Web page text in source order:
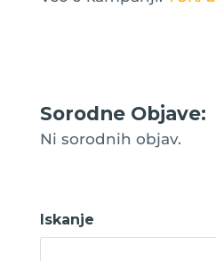
Sorodne Objave:
Ni sorodnih objav.
Iskanje